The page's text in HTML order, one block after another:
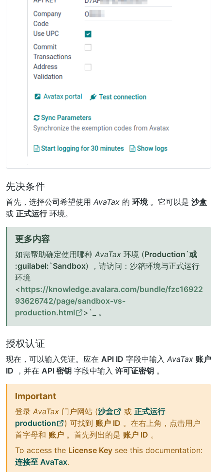
先决条件
首先，选择公司希望使用 AvaTax 的 环境。它可以是 沙盒
或 正式运行环境。
更多内容
如需帮助确定使用哪种 AvaTax 环境 (Production`或
:guilabel:`Sandbox) ，请访问：沙箱环境与正式运行
环境
<https://knowledge.avalara.com/bundle/fzc16922
93626742/page/sandbox-vs-
production.html
>`_ 。
授权认证
现在，可以输入凭证。应在 API ID 字段中输入 AvaTax 账户
ID ，并在 API 密钥 字段中输入 许可证密钥 。
Important
登录 AvaTax 门户网站 (沙盒 或 正式运行
production
) 可找到 账户 ID 。在右上角，点击用户
首字母和 账户 。首先列出的是 账户 ID 。
To access the License Key see this documentation:
连接至 AvaTax.